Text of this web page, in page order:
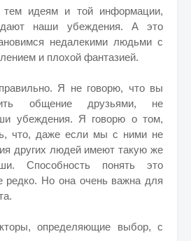
идеям и той информации,
наши убеждения. А это
недалекими людьми с
и плохой фантазией.
Я не говорю, что вы
общение друзьями, не
убеждения. Я говорю о том,
что, даже если мы с ними не
других людей имеют такую же
Способность понять это
редко. Но она очень важна для
определяющие выбор, с